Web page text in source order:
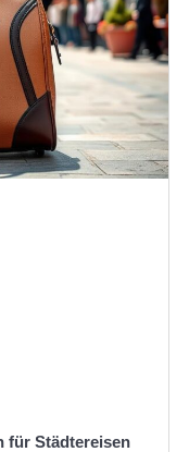
für Städtereisen